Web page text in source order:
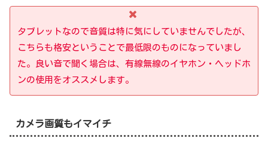
タブレットなので音質は特に気にしていませんでしたが、
こちらも格安ということで最低限のものになっていま し
た。良い音で聞く場合は、有線無線のイヤホン・ヘッドホ
ンの使用をオススメします。
カメラ画質もイマイチ